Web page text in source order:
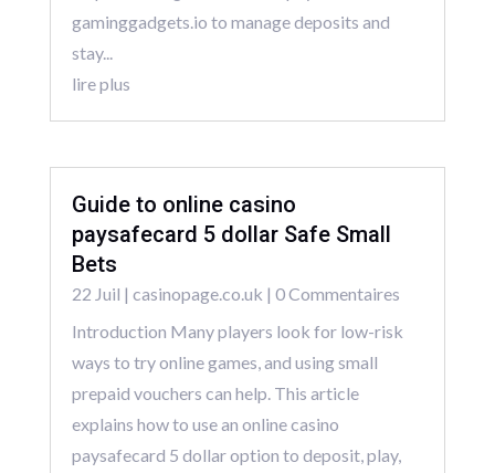
gaminggadgets.io to manage deposits and
stay...
lire plus
Guide to online casino
paysafecard 5 dollar Safe Small
Bets
22 Juil | casinopage.co.uk | 0 Commentaires
Introduction Many players look for low-risk
ways to try online games, and using small
prepaid vouchers can help. This article
explains how to use an online casino
paysafecard 5 dollar option to deposit, play,